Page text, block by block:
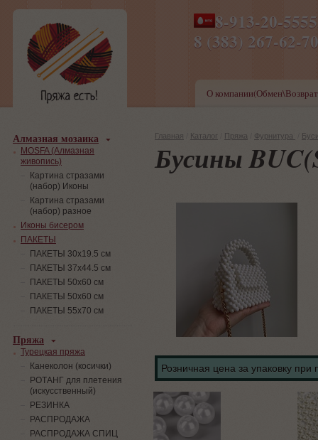
8-913-20-
8 (383) 267-
ПН-ПТ 8-17,СБ-ВС 9-
О
Главная Каталог Пряжа Фурнитура
Бусины
Розничная цена за упаковку при
Алмазная мозаика
MOSFA (Алмазная
живопись)
Картина стразами
(набор) Иконы
Картина стразами
(набор) разное
Иконы бисером
ПАКЕТЫ
ПАКЕТЫ 30х19.5 см
ПАКЕТЫ 37х44.5 см
ПАКЕТЫ 50х60 см
ПАКЕТЫ 50х60 см
ПАКЕТЫ 55х70 см
Пряжа
Турецкая пряжа
Канеколон (косички)
РОТАНГ для плетения
(искусственный)
PЕЗИНКА
РАСПРОДАЖА
РАСПРОДАЖА СПИЦ